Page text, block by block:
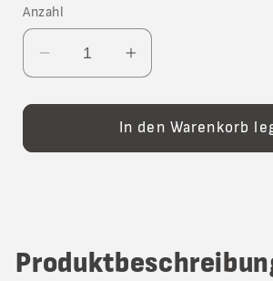
Anzahl
Verringere
die
Menge
Wandprofi
Erhöhe
die
Menge
für
Wandprofi
In den Warenkorb